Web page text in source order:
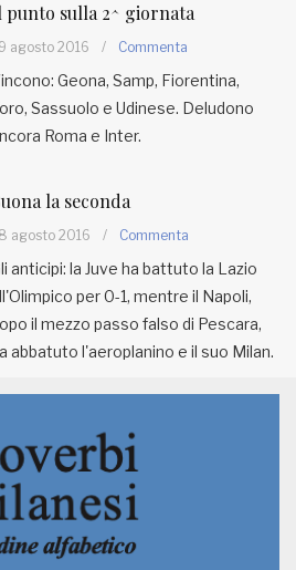
De
punto sulla 2^ giornata
agosto 2016 / Commenta
Geona, Samp, Fiorentina,
Sassuolo e Udinese. Deludono
Roma e Inter.
la seconda
agosto 2016 / Commenta
anticipi: la Juve ha battuto la Lazio
per 0-1, mentre il Napoli,
il mezzo passo falso di Pescara,
abbatuto l'aeroplanino e il suo Milan.